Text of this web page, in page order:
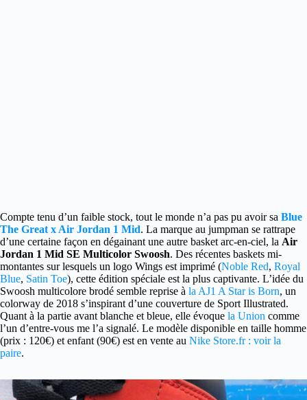
Compte tenu d’un faible stock, tout le monde n’a pas pu avoir sa Blue
The Great x Air Jordan 1 Mid. La marque au jumpman se rattrape
d’une certaine façon en dégainant une autre basket arc-en-ciel, la Air
Jordan 1 Mid SE Multicolor Swoosh. Des récentes baskets mi-
montantes sur lesquels un logo Wings est imprimé (Noble Red, Royal
Blue, Satin Toe), cette édition spéciale est la plus captivante. L’idée du
Swoosh multicolore brodé semble reprise à la AJ1 A Star is Born, un
colorway de 2018 s’inspirant d’une couverture de Sport Illustrated.
Quant à la partie avant blanche et bleue, elle évoque la Union comme
l’un d’entre-vous me l’a signalé. Le modèle disponible en taille homme
(prix : 120€) et enfant (90€) est en vente au Nike Store.fr : voir la
paire.